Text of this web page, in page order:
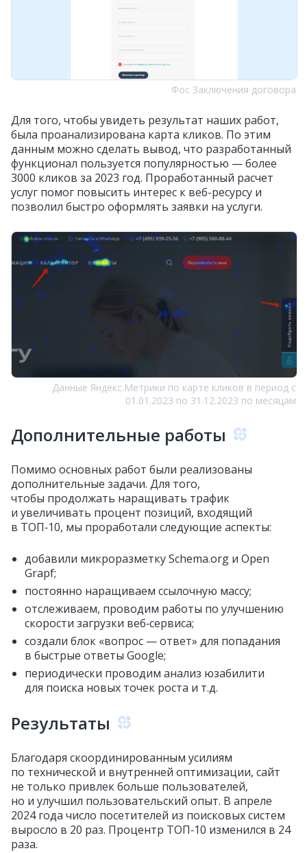
Фос Заключения договора
Для того, чтобы увидеть результат наших работ,
была проанализирована карта кликов. По этим
данным можно сделать вывод, что разработанный
функционал пользуется популярностью — более
3000 кликов за 2023 год. Проработанный расчет
услуг помог повысить интерес к веб-ресурсу и
позволил быстро оформлять заявки на услуги.
Данные Яндекс.Метрики по карте кликов в период с
01.01.2023 по 31.12.2023 по месяцам
Дополнительные работы
Помимо основных работ были реализованы
дополнительные задачи. Для того,
чтобы продолжать наращивать трафик
и увеличивать процент позиций, входящий
в ТОП‑10, мы проработали следующие аспекты:
добавили микроразметку Schema.org и Open
Grapf;
постоянно наращиваем ссылочную массу;
отслеживаем, проводим работы по улучшению
скорости загрузки веб‑сервиса;
создали блок «вопрос — ответ» для попадания
в быстрые ответы Google;
периодически проводим анализ юзабилити
для поиска новых точек роста и т.д.
Результаты
Благодаря скоординированным усилиям
по технической и внутренней оптимизации, сайт
не только привлек больше пользователей,
но и улучшил пользовательский опыт. В апреле
2024 года число посетителей из поисковых систем
выросло в 20 раз. Процентр ТОП‑10 изменился в 24
раза.